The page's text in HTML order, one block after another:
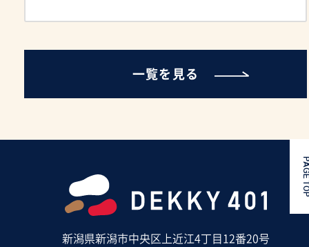
一覧を見る
新潟県新潟市中央区上近江4丁目12番20号